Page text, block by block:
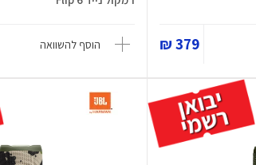
379 ₪ הוסף להשוואה